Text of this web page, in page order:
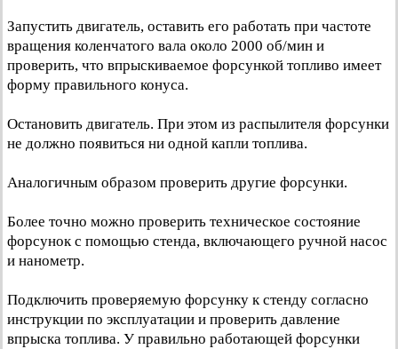
Запустить двигатель, оставить его работать при частоте
вращения коленчатого вала около 2000 об/мин и
проверить, что впрыскиваемое форсункой топливо имеет
форму правильного конуса.
Остановить двигатель. При этом из распылителя форсунки
не должно появиться ни одной капли топлива.
Аналогичным образом проверить другие форсунки.
Более точно можно проверить техническое состояние
форсунок с помощью стенда, включающего ручной насос
и нанометр.
Подключить проверяемую форсунку к стенду согласно
инструкции по эксплуатации и проверить давление
впрыска топлива. У правильно работающей форсунки